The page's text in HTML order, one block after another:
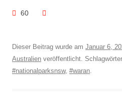
60
Dieser Beitrag wurde am Januar 6,
Australien veröffentlicht.
#nationalparksnsw, #waran.